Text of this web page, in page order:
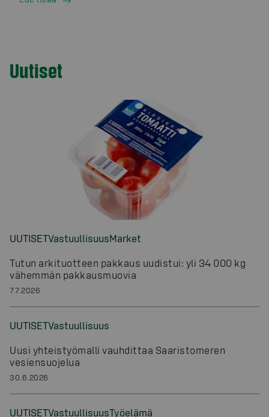
Uutiset
UUTISETVastuullisuusMarket
Tutun arkituotteen pakkaus uudistui: yli 34 000 kg
vähemmän pakkausmuovia
7.7.2026
UUTISETVastuullisuus
Uusi yhteistyömalli vauhdittaa Saaristomeren
vesiensuojelua
30.6.2026
UUTISETVastuullisuusTyöelämä